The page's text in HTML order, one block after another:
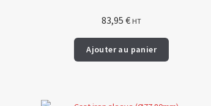
83,95€ HT
Ajouter au panier